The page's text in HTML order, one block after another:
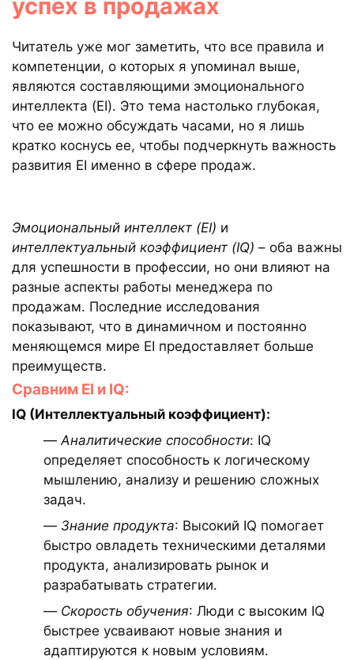
успех в продажах
Читатель уже мог заметить, что все правила и
компетенции, о которых я упоминал выше,
являются составляющими эмоционального
интеллекта (EI). Это тема настолько глубокая,
что ее можно обсуждать часами, но я лишь
кратко коснусь ее, чтобы подчеркнуть важность
развития EI именно в сфере продаж.
Эмоциональный интеллект (EI) и
интеллектуальный коэффициент (IQ) – оба важны
для успешности в профессии, но они влияют на
разные аспекты работы менеджера по
продажам. Последние исследования
показывают, что в динамичном и постоянно
меняющемся мире EI предоставляет больше
преимуществ.
Сравним EI и IQ:
IQ (Интеллектуальный коэффициент):
—Аналитические способности: IQ
определяет способность к логическому
мышлению, анализу и решению сложных
задач.
— Знание продукта: Высокий IQ помогает
быстро овладеть техническими деталями
продукта, анализировать рынок и
разрабатывать стратегии.
— Скорость обучения: Люди с высоким IQ
быстрее усваивают новые знания и
адаптируются к новым условиям.